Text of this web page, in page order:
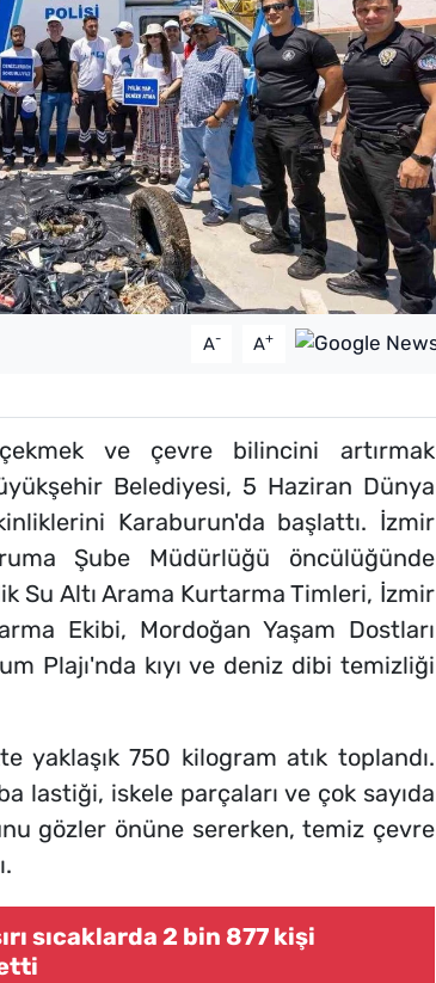
A- A+
ve çevre bilincini artırmak
Belediyesi, 5 Haziran Dünya
Karaburun'da başlattı. İzmir
Şube Müdürlüğü öncülüğünde
Su Altı Arama Kurtarma Timleri, İzmir
Ekibi, Mordoğan Yaşam Dostları
Plajı'nda kıyı ve deniz dibi temizliği
yaklaşık 750 kilogram atık toplandı.
lastiği, iskele parçaları ve çok sayıda
gözler önüne sererken, temiz çevre
sıcaklarda 2 bin 877 kişi